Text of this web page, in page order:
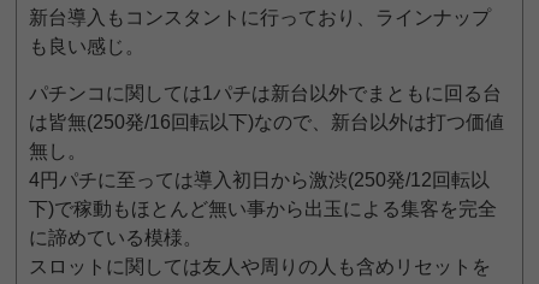
新台導入もコンスタントに行っており、ラインナップ
も良い感じ。
パチンコに関しては1パチは新台以外でまともに回る台
は皆無(250発/16回転以下)なので、新台以外は打つ価値
無し。
4円パチに至っては導入初日から激渋(250発/12回転以
下)で稼動もほとんど無い事から出玉による集客を完全
に諦めている模様。
スロットに関しては友人や周りの人も含めリセットを